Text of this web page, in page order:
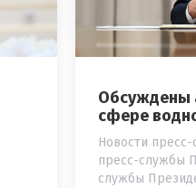
Обсуждены
сфере
Новости
пресс-службы
службы